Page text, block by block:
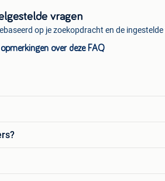
vragen
op je zoekopdracht en de
opmerkingen over deze FAQ